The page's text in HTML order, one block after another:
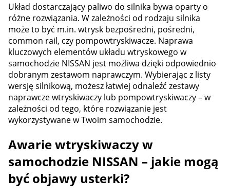
Układ dostarczający paliwo do silnika bywa oparty o
różne rozwiązania. W zależności od rodzaju silnika
może to być m.in. wtrysk bezpośredni, pośredni,
common rail, czy pompowtryskiwacze. Naprawa
kluczowych elementów układu wtryskowego w
samochodzie NISSAN jest możliwa dzięki odpowiednio
dobranym zestawom naprawczym. Wybierając z listy
wersję silnikową, możesz łatwiej odnaleźć zestawy
naprawcze wtryskiwaczy lub pompowtryskiwaczy – w
zależności od tego, które rozwiązanie jest
wykorzystywane w Twoim samochodzie.
Awarie wtryskiwaczy w
samochodzie NISSAN – jakie mogą
być objawy usterki?